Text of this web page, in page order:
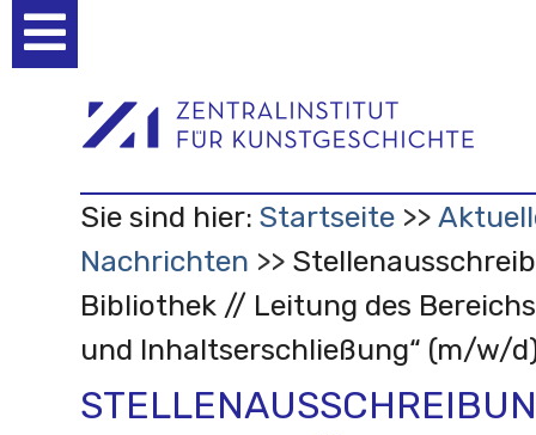
Werkzeuge
Sie sind hier: Startseite
Nachrichten
Bibliothek // Leitung des
und Inhaltserschließung“ (m/w/